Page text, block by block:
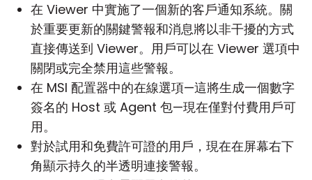
在 Viewer 中實施了一個新的客戶通知系統。關
於重要更新的關鍵警報和消息將以非干擾的方式
直接傳送到 Viewer。用戶可以在 Viewer 選項中
關閉或完全禁用這些警報。
在 MSI 配置器中的在線選項—這將生成一個數字
簽名的 Host 或 Agent 包—現在僅對付費用戶可
用。
對於試用和免費許可證的用戶，現在在屏幕右下
角顯示持久的半透明連接警報。